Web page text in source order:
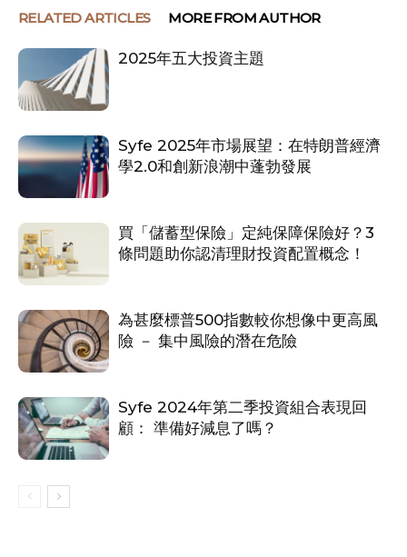
RELATED ARTICLES MORE FROM AUTHOR
2025年五大投資主題
Syfe 2025年市場展望：在特朗普經濟
學2.0和創新浪潮中蓬勃發展
買「儲蓄型保險」定純保障保險好？3
條問題助你認清理財投資配置概念！
為甚麼標普500指數較你想像中更高風
險 － 集中風險的潛在危險
Syfe 2024年第二季投資組合表現回
顧： 準備好減息了嗎？